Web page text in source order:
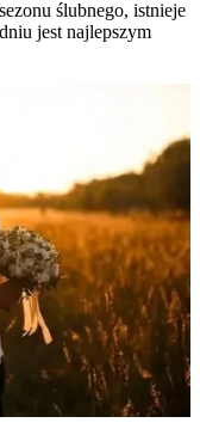
ślubnego, istnieje
jest najlepszym